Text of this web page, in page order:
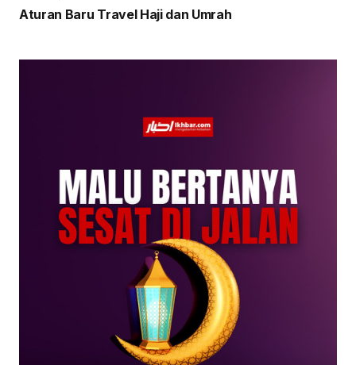
Aturan Baru Travel Haji dan Umrah